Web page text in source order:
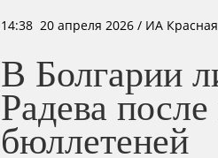
14:38 20 апреля 2026 / ИА
В Болгарии
Радева
бюллетеней